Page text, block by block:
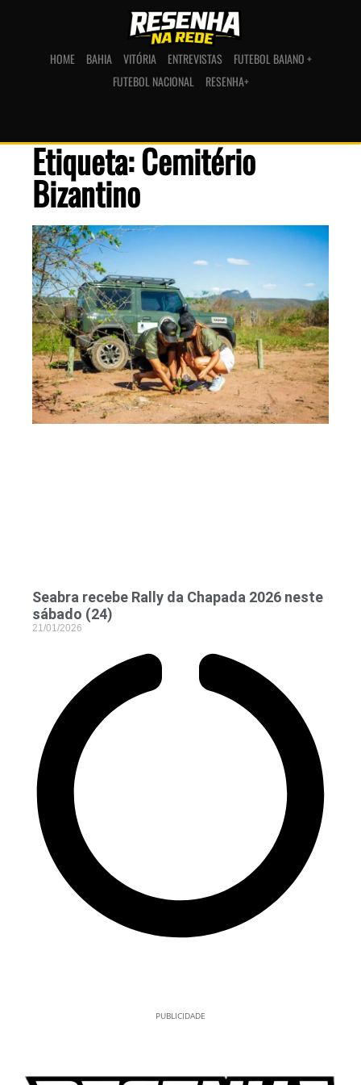
HOME BAHIA VITÓRIA ENTREVISTAS
FUTEBOL BAIANO +
FUTEBOL NACIONAL
RESENHA+
Etiqueta: Cemitério
Bizantino
Seabra recebe Rally da Chapada 2026 neste
sábado (24)
21/01/2026
PUBLICIDADE